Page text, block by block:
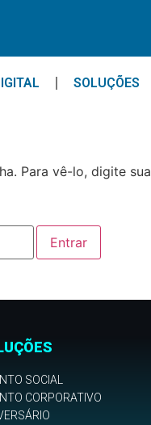
SOLUÇÕES
Para vê-lo, digite sua
SOCIAL
CORPORATIVO